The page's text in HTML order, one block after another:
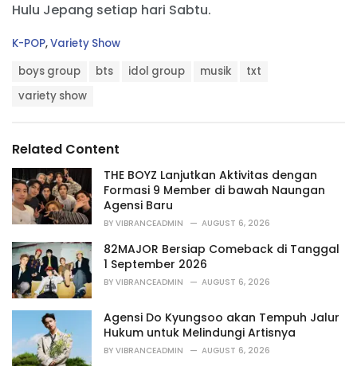
Hulu Jepang setiap hari Sabtu.
C
g
i
e
s
:
K-POP,Variety Show
g
boys group bts idol group musik
txt
variety show
Related Content
THE BOYZ Lanjutkan Aktivitas dengan
Formasi 9 Member di bawah Naungan
Agensi Baru
BY VIBRANCEADMIN AUGUST 6, 2026
82MAJOR Bersiap Comeback di Tanggal
1 September 2026
BY VIBRANCEADMIN AUGUST 6, 2026
Agensi Do Kyungsoo akan Tempuh Jalur
Hukum untuk Melindungi Artisnya
BY VIBRANCEADMIN AUGUST 6, 2026